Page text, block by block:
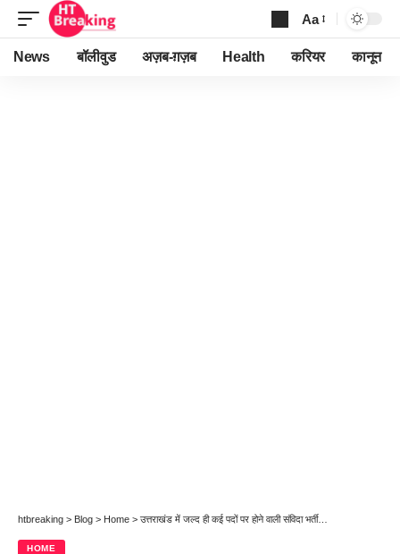
Font
Resizer
Aa
News बॉलीवुड अज़ब-ग़ज़ब Health करियर कानून
htbreaking > Blog > Home > उत्तराखंड में जल्द ही कई पदों पर होने वाली संविदा भर्ती…
HOME